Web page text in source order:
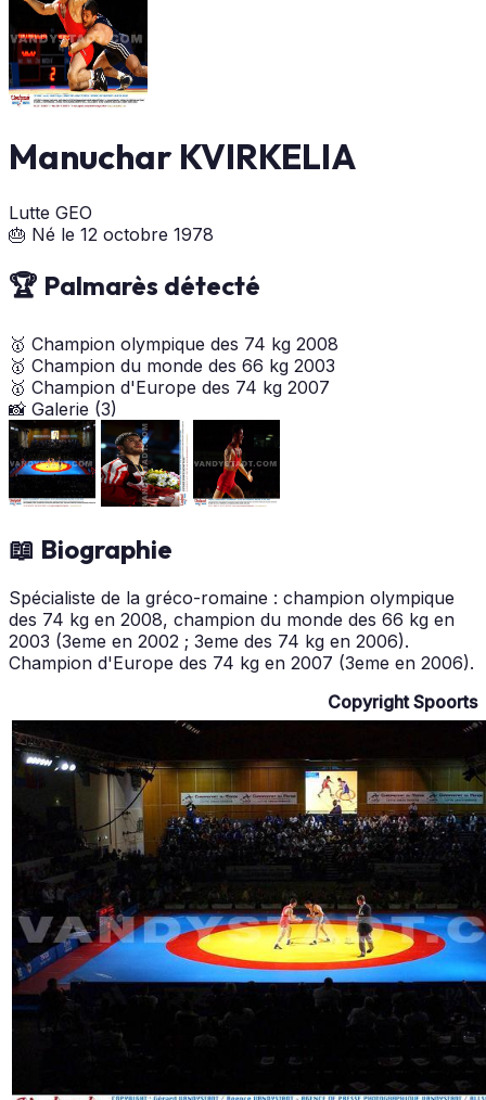
Manuchar KVIRKELIA
Lutte GEO
🎂 Né le 12 octobre 1978
🏆 Palmarès détecté
🥇 Champion olympique des 74 kg 2008
🥇 Champion du monde des 66 kg 2003
🥇 Champion d'Europe des 74 kg 2007
📸 Galerie (3)
📖 Biographie
Spécialiste de la gréco-romaine : champion olympique
des 74 kg en 2008, champion du monde des 66 kg en
2003 (3eme en 2002 ; 3eme des 74 kg en 2006).
Champion d'Europe des 74 kg en 2007 (3eme en 2006).
Copyright Spoorts